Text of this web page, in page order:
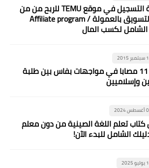
طريقة التسجيل في موقع TEMU للربح من من
خلال التسويق بالعمولة / Affiliate program
الشامل لكسب المال
2015
خطير. 11 مصابا في مواجهات بفاس بين طلبة
وإسلاميين
2024
تعلم اللغة الصينية من دون معلم